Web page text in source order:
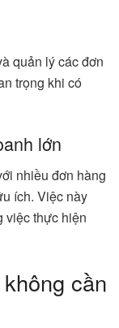
quản lý các đơn
trọng khi có
lớn
nhiều đơn hàng
ích. Việc này
việc thực hiện
cần